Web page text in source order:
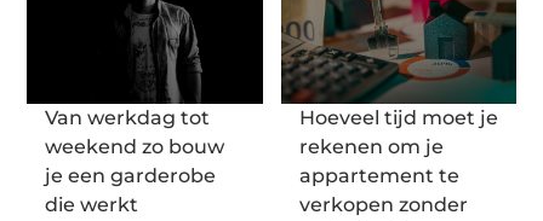
Van werkdag tot
weekend zo bouw
je een garderobe
die werkt
Hoeveel tijd moet je
rekenen om je
appartement te
verkopen zonder